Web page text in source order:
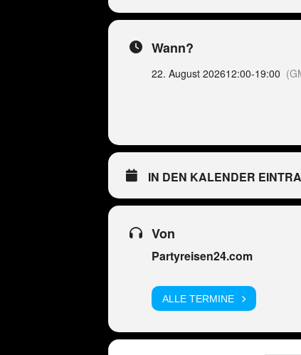
Wann?
22. August 202612:00-19:00
IN DEN KALENDER
Von
Partyreisen24.com
ALLE TERMINE